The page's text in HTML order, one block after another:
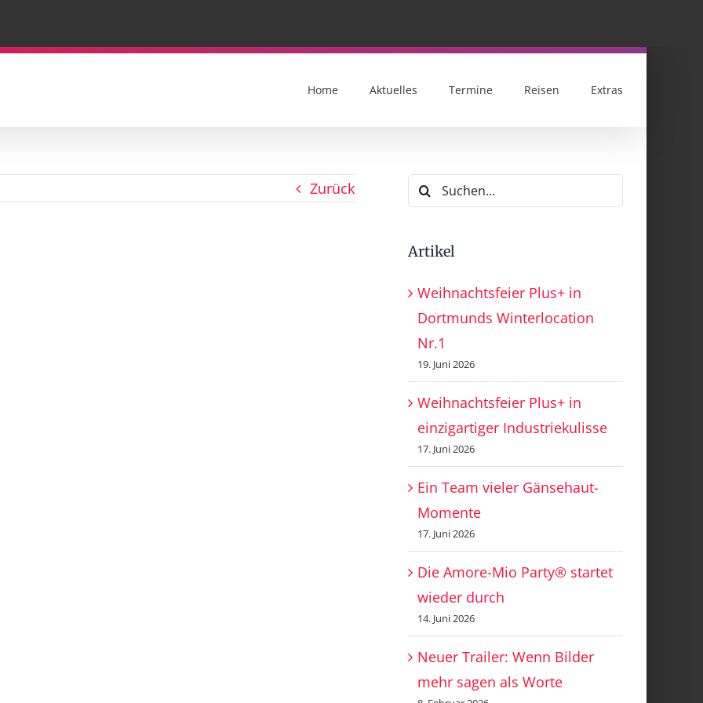
Home Aktuelles Termine Reisen Extras
Zurück
Suche
nach:
Artikel
Weihnachtsfeier Plus+ in
Dortmunds Winterlocation
Nr.1
19. Juni 2026
Weihnachtsfeier Plus+ in
einzigartiger Industriekulisse
17. Juni 2026
Ein Team vieler Gänsehaut-
Momente
17. Juni 2026
Die Amore-Mio Party® startet
wieder durch
14. Juni 2026
Neuer Trailer: Wenn Bilder
mehr sagen als Worte